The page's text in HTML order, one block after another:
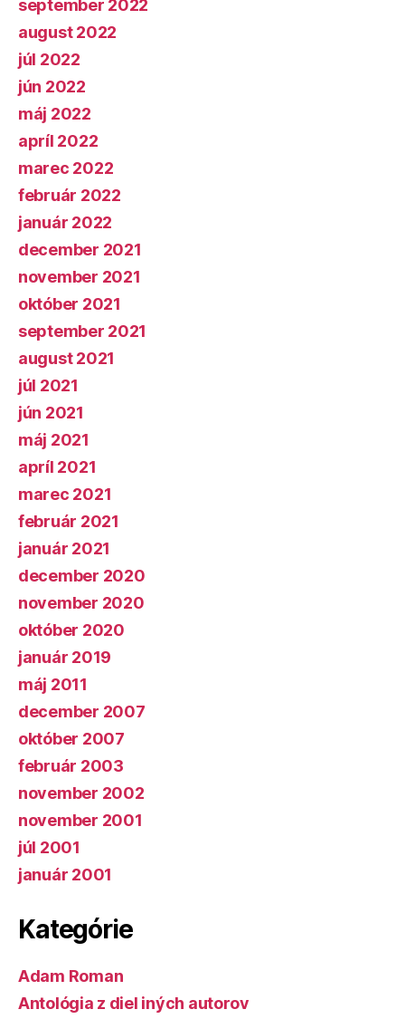
september 2022
august 2022
júl 2022
jún 2022
máj 2022
apríl 2022
marec 2022
február 2022
január 2022
december 2021
november 2021
október 2021
september 2021
august 2021
júl 2021
jún 2021
máj 2021
apríl 2021
marec 2021
február 2021
január 2021
december 2020
november 2020
október 2020
január 2019
máj 2011
december 2007
október 2007
február 2003
november 2002
november 2001
júl 2001
január 2001
Kategórie
Adam Roman
Antológia z diel iných autorov